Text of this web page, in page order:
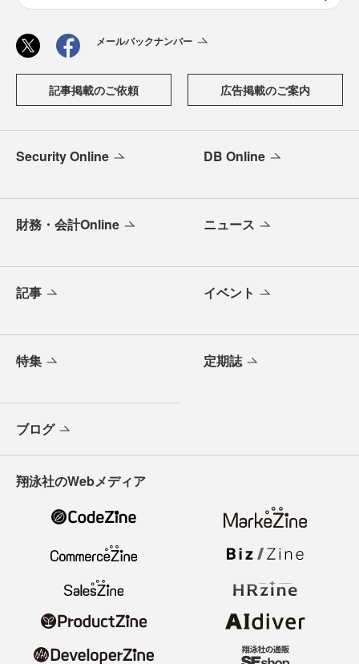
メールバックナンバー
記事掲載のご依頼 広告掲載のご案内
Security Online DB Online
財務・会計Online ニュース
記事 イベント
特集 定期誌
ブログ
翔泳社のWebメディア